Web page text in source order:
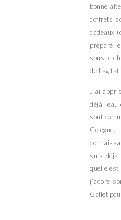
bonne
coffrets
cadeaux
préparé
sous le
de
J’ai
déjà
sont
Cologne,
suis déjà
quelle est
j’adore
Gallet